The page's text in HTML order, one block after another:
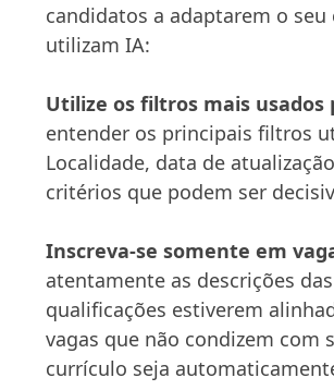
candidatos a adaptarem o
utilizam IA:
Utilize os filtros mais usados
entender os principais filtros
Localidade, data de
critérios que podem ser
Inscreva-se somente em
atentamente as descrições
qualificações estiverem
vagas que não condizem com
currículo seja